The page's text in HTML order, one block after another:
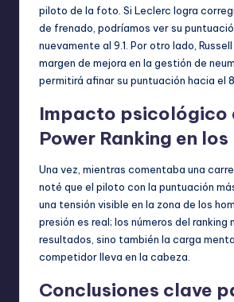
piloto de la foto. Si Leclerc logra
de frenado, podríamos ver su
nuevamente al 9.1. Por otro lado,
margen de mejora en la gestión de
permitirá afinar su puntuación hacia el
Impacto psicológico
Power Ranking en
Una vez, mientras comentaba una
noté que el piloto con la puntuación
una tensión visible en la zona de los
presión es real; los números del ranking
resultados, sino también la carga
competidor lleva en la cabeza.
Conclusiones clave